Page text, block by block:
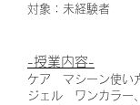
対象：未経験者
-授業内容-
ケア マシーン使い
ジェル ワンカラー